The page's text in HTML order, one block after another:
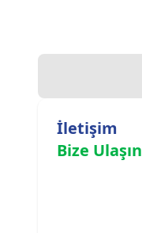
İletişim
Bize Ulaşın